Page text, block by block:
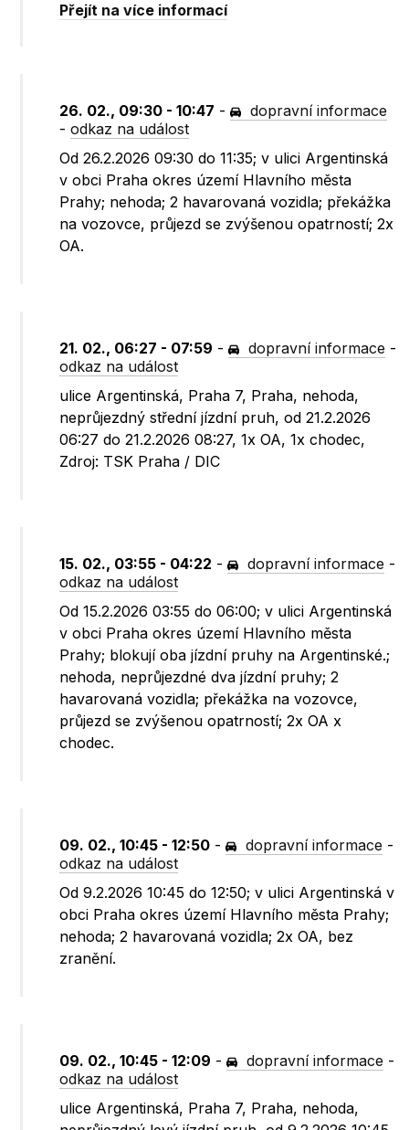
Přejít na více informací
26. 02., 09:30 - 10:47 -
dopravní informace
-odkaz na událost
Od 26.2.2026 09:30 do 11:35; v ulici Argentinská
v obci Praha okres území Hlavního města
Prahy; nehoda; 2 havarovaná vozidla; překážka
na vozovce, průjezd se zvýšenou opatrností; 2x
OA.
21. 02., 06:27 - 07:59 - dopravní informace -
odkaz na událost
ulice Argentinská, Praha 7, Praha, nehoda,
neprůjezdný střední jízdní pruh, od 21.2.2026
06:27 do 21.2.2026 08:27, 1x OA, 1x chodec,
Zdroj: TSK Praha / DIC
15. 02., 03:55 - 04:22 - dopravní informace -
odkaz na událost
Od 15.2.2026 03:55 do 06:00; v ulici Argentinská
v obci Praha okres území Hlavního města
Prahy; blokují oba jízdní pruhy na Argentinské.;
nehoda, neprůjezdné dva jízdní pruhy; 2
havarovaná vozidla; překážka na vozovce,
průjezd se zvýšenou opatrností; 2x OA x
chodec.
09. 02., 10:45 - 12:50 - dopravní informace -
odkaz na událost
Od 9.2.2026 10:45 do 12:50; v ulici Argentinská v
obci Praha okres území Hlavního města Prahy;
nehoda; 2 havarovaná vozidla; 2x OA, bez
zranění.
09. 02., 10:45 - 12:09 - dopravní informace -
odkaz na událost
ulice Argentinská, Praha 7, Praha, nehoda,